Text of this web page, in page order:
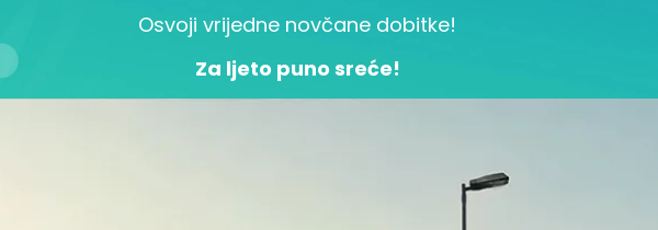
Osvoji vrijedne novčane dobitke!
Za ljeto puno sreće!